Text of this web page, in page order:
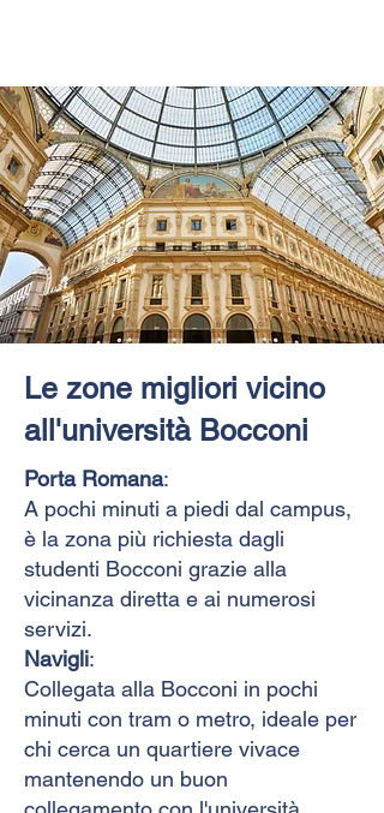
Le zone migliori vicino
all'università Bocconi
Porta Romana:
A pochi minuti a piedi dal campus,
è la zona più richiesta dagli
studenti Bocconi grazie alla
vicinanza diretta e ai numerosi
servizi.
Navigli:
Collegata alla Bocconi in pochi
minuti con tram o metro, ideale per
chi cerca un quartiere vivace
mantenendo un buon